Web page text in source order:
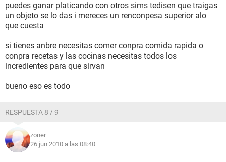
puedes ganar platicando con otros sims tedisen que traigas
un objeto se lo das i mereces un renconpesa superior alo
que cuesta
si tienes anbre necesitas comer conpra comida rapida o
conpra recetas y las cocinas necesitas todos los
incredientes para que sirvan
bueno eso es todo
RESPUESTA 8 / 9
zoner
26 jun 2010 a las 08:40